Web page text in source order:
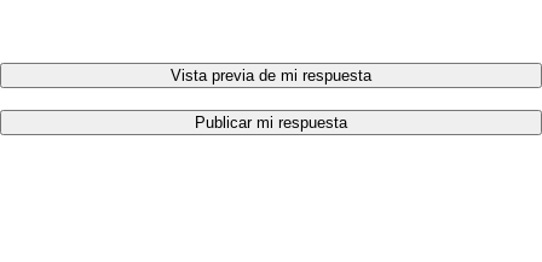
Vista previa de mi respuesta
Publicar mi respuesta